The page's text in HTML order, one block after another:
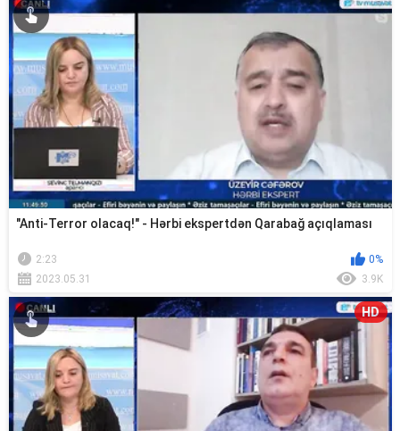
"Anti-Terror olacaq!" - Hərbi ekspertdən Qarabağ açıqlaması
2:23
0%
2023.05.31
3.9K
HD